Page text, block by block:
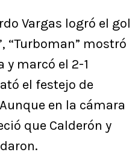
Vargas logró el gol
“Turboman” mostró
y marcó el 2-1
el festejo de
en la cámara
que Calderón y